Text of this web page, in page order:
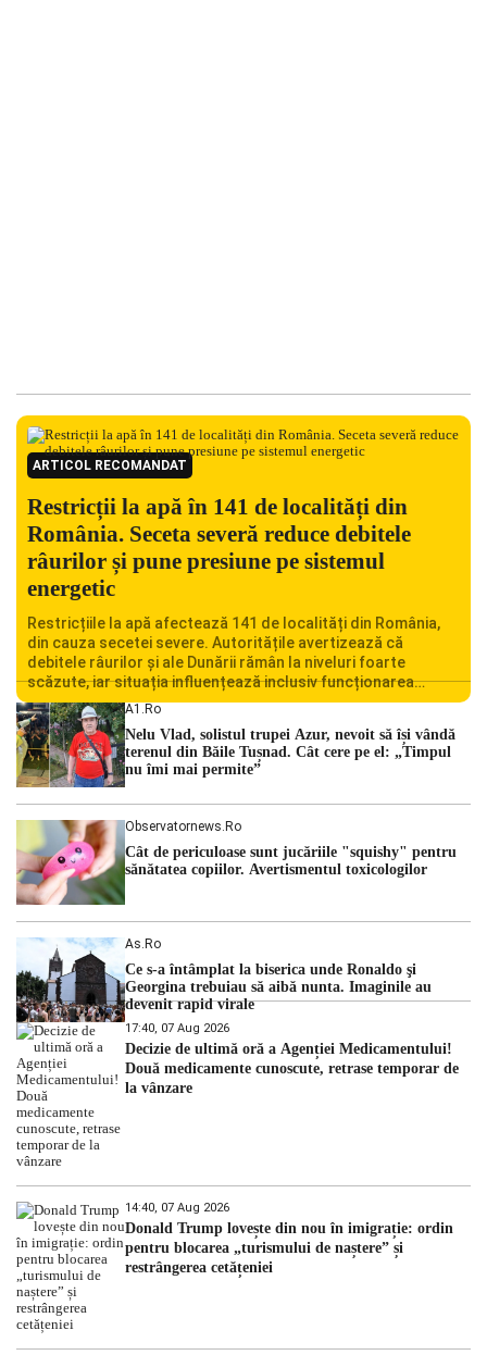
ARTICOL RECOMANDAT
Restricții la apă în 141 de localități din
România. Seceta severă reduce debitele
râurilor și pune presiune pe sistemul
energetic
Restricțiile la apă afectează 141 de localități din România,
din cauza secetei severe. Autoritățile avertizează că
debitele râurilor și ale Dunării rămân la niveluri foarte
scăzute, iar situația influențează inclusiv funcționarea
Centralei Nucleare de la Cernavodă. România se confruntă
cu una dintre cele mai dificile perioade din punct de vedere
hidrologic din ultimii ani. Lipsa […]
A1.ro
Nelu Vlad, solistul trupei Azur, nevoit să își vândă
terenul din Băile Tușnad. Cât cere pe el: „Timpul
nu îmi mai permite”
Observatornews.ro
Cât de periculoase sunt jucăriile "squishy" pentru
sănătatea copiilor. Avertismentul toxicologilor
As.ro
Ce s-a întâmplat la biserica unde Ronaldo şi
Georgina trebuiau să aibă nunta. Imaginile au
devenit rapid virale
17:40, 07 Aug 2026
Decizie de ultimă oră a Agenției Medicamentului!
Două medicamente cunoscute, retrase temporar de
la vânzare
14:40, 07 Aug 2026
Donald Trump lovește din nou în imigrație: ordin
pentru blocarea „turismului de naștere” și
restrângerea cetățeniei